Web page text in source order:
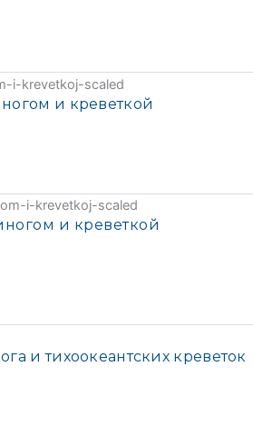
и креветкой
и креветкой
и тихоокеантских креветок